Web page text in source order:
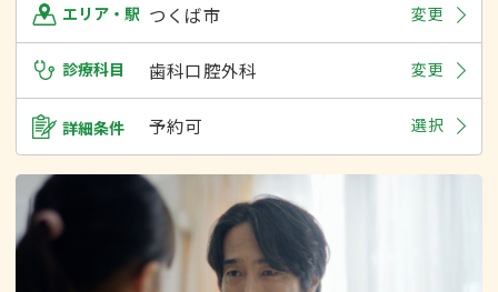
エリア・駅 つくば市 変更
診療科目 歯科口腔外科 変更
詳細条件 予約可 選択